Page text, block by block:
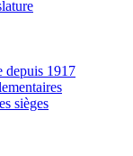
depuis 1917
sièges